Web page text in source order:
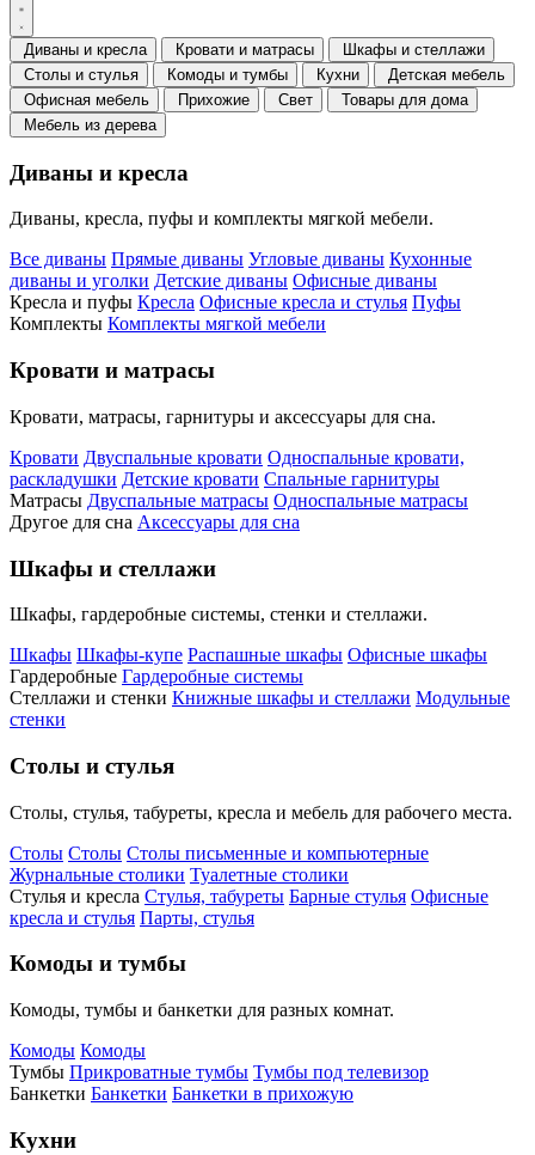
Диваны и кресла Кровати и матрасы
Шкафы и стеллажи
Столы и стулья
Комоды и тумбы Кухни
Детская мебель
Офисная мебель
Прихожие Свет
Товары для дома
Мебель из дерева
Диваны и кресла
Диваны, кресла, пуфы и комплекты мягкой мебели.
Все диваны Прямые диваны Угловые диваны Кухонные
диваны и уголки Детские диваны Офисные диваны
Кресла и пуфы Кресла Офисные кресла и стулья Пуфы
Комплекты Комплекты мягкой мебели
Кровати и матрасы
Кровати, матрасы, гарнитуры и аксессуары для сна.
Кровати Двуспальные кровати Односпальные кровати,
раскладушки Детские кровати Спальные гарнитуры
Матрасы Двуспальные матрасы Односпальные матрасы
Другое для сна Аксессуары для сна
Шкафы и стеллажи
Шкафы, гардеробные системы, стенки и стеллажи.
Шкафы Шкафы-купе Распашные шкафы Офисные шкафы
Гардеробные Гардеробные системы
Стеллажи и стенки Книжные шкафы и стеллажи Модульные
стенки
Столы и стулья
Столы, стулья, табуреты, кресла и мебель для рабочего места.
Столы Столы Столы письменные и компьютерные
Журнальные столики Туалетные столики
Стулья и кресла Стулья, табуреты Барные стулья Офисные
кресла и стулья Парты, стулья
Комоды и тумбы
Комоды, тумбы и банкетки для разных комнат.
Комоды Комоды
Тумбы Прикроватные тумбы Тумбы под телевизор
Банкетки Банкетки Банкетки в прихожую
Кухни